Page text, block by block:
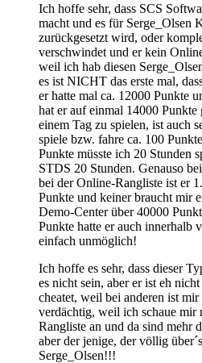
Ich hoffe sehr, dass SCS
macht und es für Serge_Olsen
zurückgesetzt wird, oder
verschwindet und er kein
weil ich hab diesen
es ist NICHT das erste mal,
er hatte mal ca. 12000 Punkte
hat er auf einmal 14000 Punkte
einem Tag zu spielen, ist auch
spiele bzw. fahre ca. 100
Punkte müsste ich 20 Stunden
STDS 20 Stunden. Genauso
bei der Online-Rangliste ist er
Punkte und keiner braucht mir
Demo-Center über 40000
Punkte hatte er auch innerhalb
einfach unmöglich!
Ich hoffe es sehr, dass dieser
es nicht sein, aber er ist eh
cheatet, weil bei anderen ist
verdächtig, weil ich schaue mir
Rangliste an und da sind mehr
aber der jenige, der völlig
Serge_Olsen!!!